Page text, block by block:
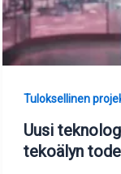
Tuloksellinen
Uusi
tekoälyn